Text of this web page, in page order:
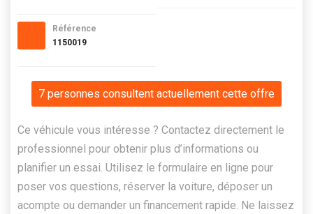
Référence
1150019
7 personnes consultent actuellement cette offre
Ce véhicule vous intéresse ? Contactez directement le
professionnel pour obtenir plus d’informations ou
planifier un essai. Utilisez le formulaire en ligne pour
poser vos questions, réserver la voiture, déposer un
acompte ou demander un financement rapide. Ne laissez